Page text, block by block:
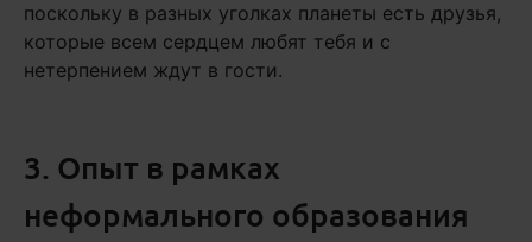
поскольку в разных уголках планеты есть друзья,
которые всем сердцем любят тебя и с
нетерпением ждут в гости.
3. Опыт в рамках
неформального образования